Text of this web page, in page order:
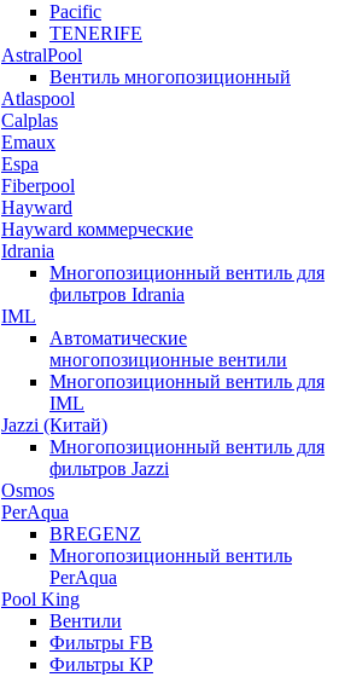
Pacific
TENERIFE
AstralPool
Вентиль многопозиционный
Atlaspool
Calplas
Emaux
Espa
Fiberpool
Hayward
Hayward коммерческие
Idrania
Многопозиционный вентиль для
фильтров Idrania
IML
Автоматические
многопозиционные вентили
Многопозиционный вентиль для
IML
Jazzi (Китай)
Многопозиционный вентиль для
фильтров Jazzi
Osmos
PerAqua
BREGENZ
Многопозиционный вентиль
PerAqua
Pool King
Вентили
Фильтры FB
Фильтры КP